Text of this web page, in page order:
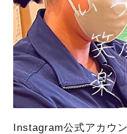
Instagram公式アカウ